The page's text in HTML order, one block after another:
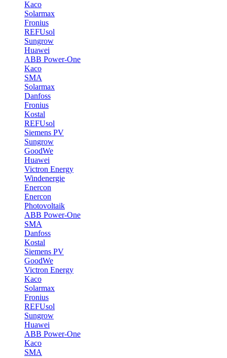
Kaco
Solarmax
Fronius
REFUsol
Sungrow
Huawei
ABB Power-One
Kaco
SMA
Solarmax
Danfoss
Fronius
Kostal
REFUsol
Siemens PV
Sungrow
GoodWe
Huawei
Victron Energy
Windenergie
Enercon
Enercon
Photovoltaik
ABB Power-One
SMA
Danfoss
Kostal
Siemens PV
GoodWe
Victron Energy
Kaco
Solarmax
Fronius
REFUsol
Sungrow
Huawei
ABB Power-One
Kaco
SMA